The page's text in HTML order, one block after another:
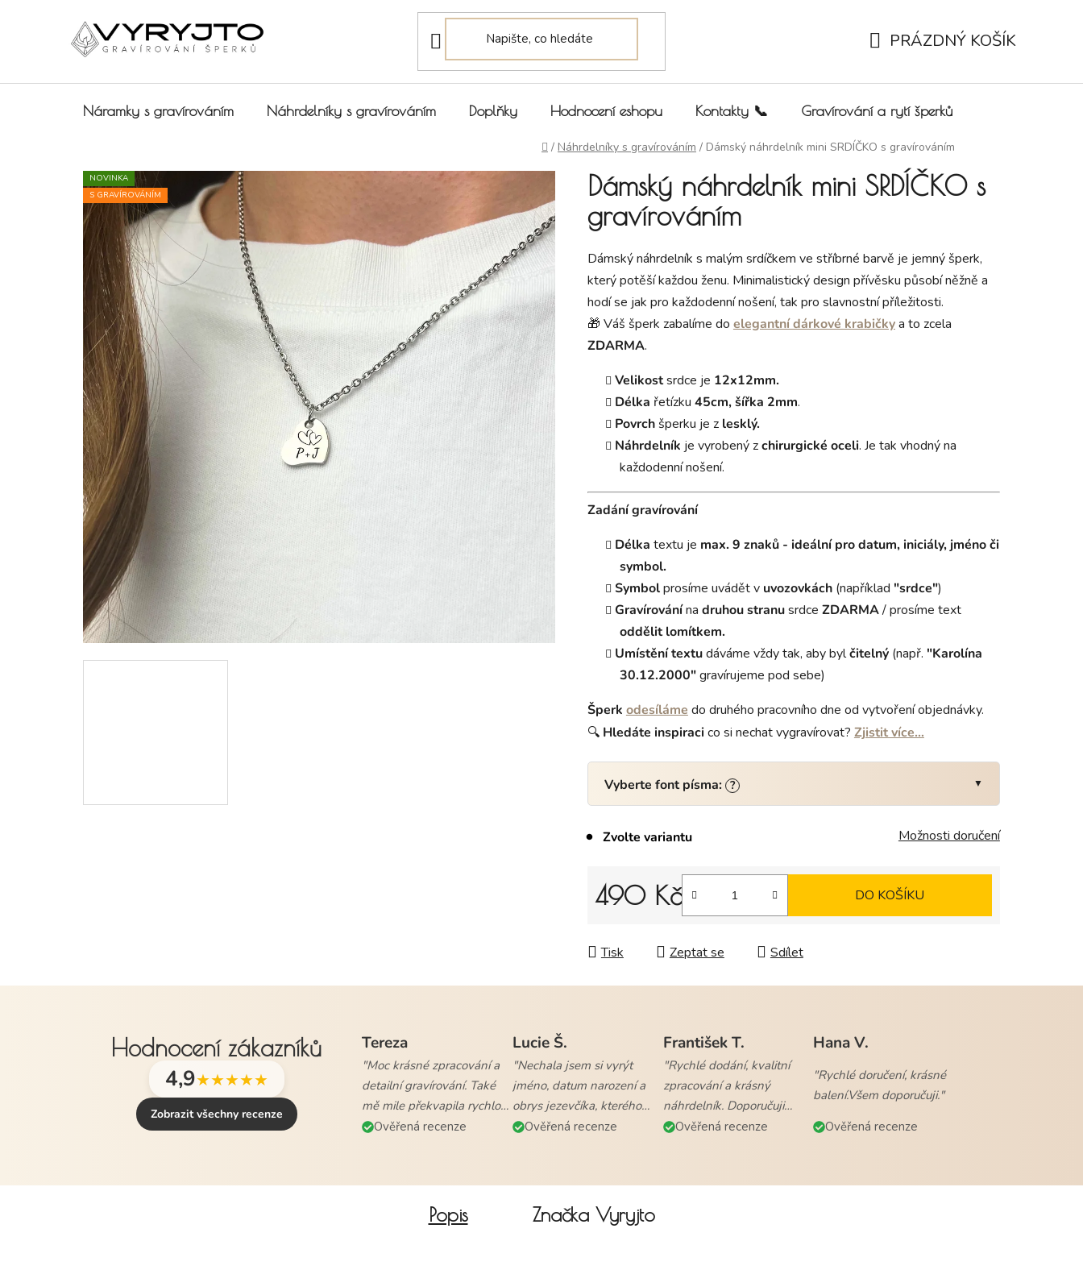
PRÁZDNÝ KOŠÍK
Náramky s gravírováním Náhrdelníky s gravírováním Doplňky Hodnocení eshopu Kontakty 📞 Gravírování a rytí šperků
Domů
/ Náhrdelníky s gravírováním / Dámský náhrdelník mini SRDÍČKO s gravírováním
Dámský náhrdelník mini SRDÍČKO s
gravírováním
Dámský náhrdelník s malým srdíčkem ve stříbrné barvě je jemný šperk,
který potěší každou ženu. Minimalistický design přívěsku působí něžně a
hodí se jak pro každodenní nošení, tak pro slavnostní příležitosti.
🎁 Váš šperk zabalíme do elegantní dárkové krabičkya to zcela
ZDARMA.
Velikostsrdce je 12x12mm.
Délka řetízku 45cm, šířka 2mm.
Povrchšperku je zlesklý.
Náhrdelník je vyrobený zchirurgické oceli. Je tak vhodný na
každodenní nošení.
Zadání gravírování
Délka textu je max. 9 znaků - ideální pro datum, iniciály, jméno či
symbol.
Symbolprosíme uvádět v uvozovkách (například "srdce")
Gravírovánína druhou stranusrdce ZDARMA/ prosíme text
oddělit lomítkem.
Umístění textudáváme vždy tak, aby bylčitelný (např. "Karolína
30.12.2000"gravírujeme pod sebe)
Šperk odesíláme do druhého pracovního dne od vytvoření objednávky.
🔍 Hledáte inspiracico si nechat vygravírovat? Zjistit více…
Vyberte font písma: ?
Zvolte variantu Možnosti doručení
490 Kč DO KOŠÍKU
Tisk Zeptat se Sdílet
NOVINKA
S GRAVÍROVÁNÍM
Hodnocení zákazníků
4,9★★★★★
Zobrazit všechny recenze
Tereza
"Moc krásné zpracování a
detailní gravírování. Také
mě mile překvapila rychlost
vyřízení objednávky a
Ověřená recenze
Lucie Š.
"Nechala jsem si vyrýt
jméno, datum narození a
obrys jezevčíka, kterého
mám. Naprostá
Ověřená recenze
František T.
"Rychlé dodání, kvalitní
zpracování a krásný
náhrdelník. Doporučuji
všem."
Ověřená recenze
Hana V.
"Rychlé doručení, krásné
balení.Všem doporučuji."
Ověřená recenze
Popis ZnačkaVyryjto